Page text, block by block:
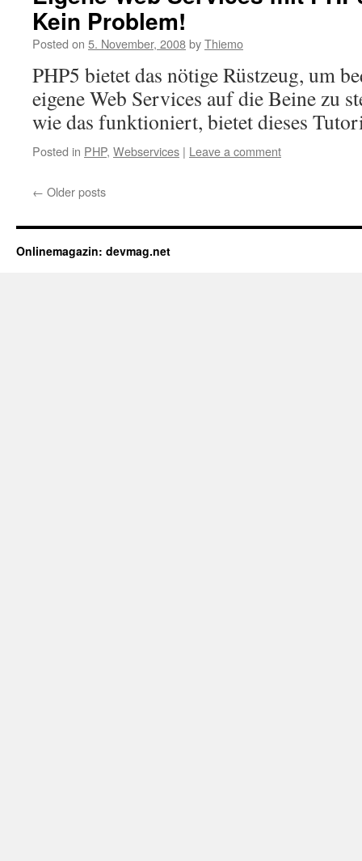
Kein Problem!
Posted on 5. November, 2008byThiemo
PHP5 bietet das nötige Rüstzeug, um
eigene Web Services auf die Beine zu
wie das funktioniert, bietet dieses
Posted in PHP, Webservices | Leave a comment
← Older posts
Onlinemagazin: devmag.net